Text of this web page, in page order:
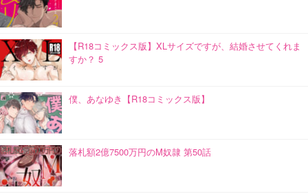
【R18コミックス版】XLサイズですが、結婚させてくれま
すか？ 5
僕、あなゆき【R18コミックス版】
落札額2億7500万円のM奴隷 第50話